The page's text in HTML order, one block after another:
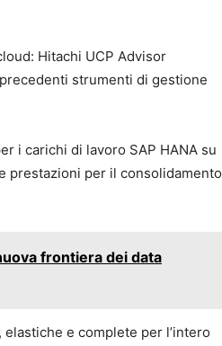
Hitachi UCP Advisor
strumenti di gestione
i carichi di lavoro SAP HANA su
prestazioni per il consolidamento
frontiera dei data
e complete per l’intero